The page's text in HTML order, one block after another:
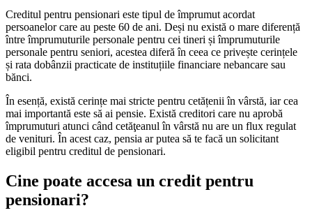
Creditul pentru pensionari este tipul de împrumut acordat
persoanelor care au peste 60 de ani. Deși nu există o mare diferență
între împrumuturile personale pentru cei tineri și împrumuturile
personale pentru seniori, acestea diferă în ceea ce privește cerințele
și rata dobânzii practicate de instituțiile financiare nebancare sau
bănci.
În esență, există cerințe mai stricte pentru cetățenii în vârstă, iar cea
mai importantă este să ai pensie. Există creditori care nu aprobă
împrumuturi atunci când cetăţeanul în vârstă nu are un flux regulat
de venituri. În acest caz, pensia ar putea să te facă un solicitant
eligibil pentru creditul de pensionari.
Cine poate accesa un credit pentru
pensionari?